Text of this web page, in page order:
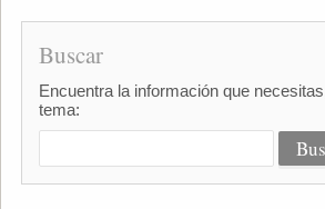
Buscar
Encuentra la información que
tema: